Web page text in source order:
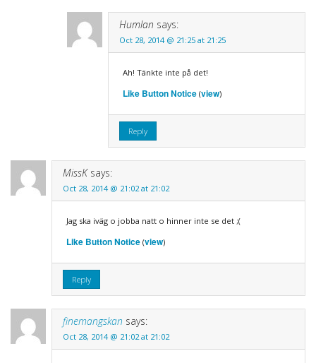
Humlan says:
Oct 28, 2014 @ 21:25 at 21:25
Ah! Tänkte inte på det!
Like Button Notice(view)
Reply
MissK says:
Oct 28, 2014 @ 21:02 at 21:02
Jag ska iväg o jobba natt o hinner inte se det ;(
Like Button Notice(view)
Reply
finemangskan says:
Oct 28, 2014 @ 21:02 at 21:02